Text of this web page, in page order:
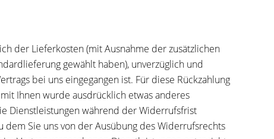
der Lieferkosten (mit Ausnahme der zusätzlichen
gewählt haben), unverzüglich und
bei uns eingegangen ist. Für diese Rückzahlung
Ihnen wurde ausdrücklich etwas anderes
Dienstleistungen während der Widerrufsfrist
dem Sie uns von der Ausübung des Widerrufsrechts